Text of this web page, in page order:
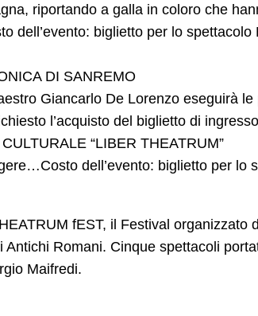
riportando a galla in coloro che
dell’evento: biglietto per lo
DI SANREMO
Giancarlo De Lorenzo eseguirà
l’acquisto del biglietto di
“LIBER THEATRUM”
dell’evento: biglietto per lo
fEST, il Festival organizzato
Antichi Romani. Cinque spettacoli
Maifredi.